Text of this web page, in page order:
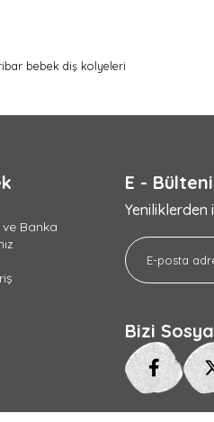
bebek diş kolyeleri
Banka
E -
Yeniliklerden
Bizi